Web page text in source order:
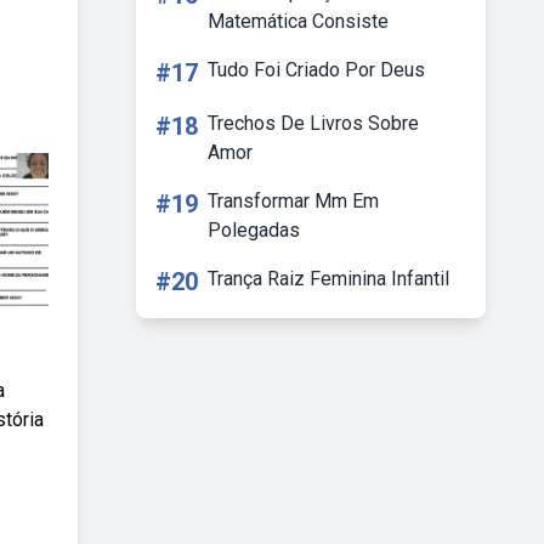
Matemática Consiste
#17 Tudo Foi Criado Por Deus
#18 Trechos De Livros Sobre
Amor
#19 Transformar Mm Em
Polegadas
#20 Trança Raiz Feminina Infantil